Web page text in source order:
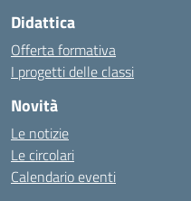
Didattica
Offerta formativa
I progetti delle classi
Novità
Le notizie
Le circolari
Calendario eventi